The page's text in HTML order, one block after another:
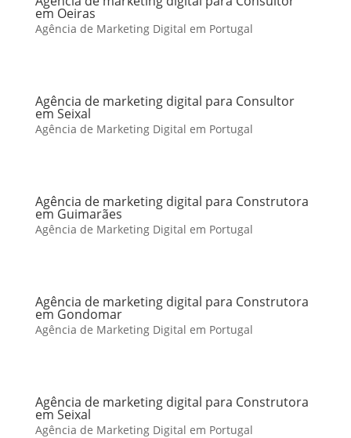
em Oeiras
Agência de Marketing Digital em Portugal
Agência de marketing digital para Consultor
em Seixal
Agência de Marketing Digital em Portugal
Agência de marketing digital para Construtora
em Guimarães
Agência de Marketing Digital em Portugal
Agência de marketing digital para Construtora
em Gondomar
Agência de Marketing Digital em Portugal
Agência de marketing digital para Construtora
em Seixal
Agência de Marketing Digital em Portugal